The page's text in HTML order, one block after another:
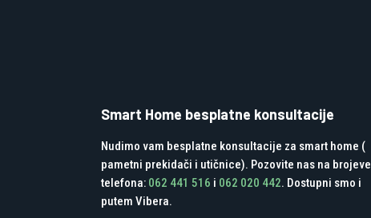
Smart Home besplatne konsultacije
Nudimo vam besplatne konsultacije za smart home (
pametni prekidači i utičnice). Pozovite nas na brojeve
telefona: 062 441 516 i 062 020 442. Dostupni smo i
putem Vibera.